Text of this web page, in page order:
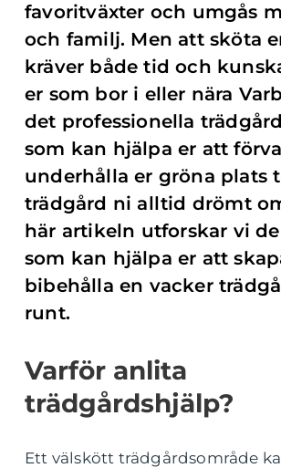
favoritväxter och umgås
och familj. Men att sköta
kräver både tid och
er som bor i eller nära
det professionella
som kan hjälpa er att
underhålla er gröna plats
trädgård ni alltid drömt
här artikeln utforskar vi
som kan hjälpa er att
bibehålla en vacker
runt.
Varför anlita
trädgårdshjälp?
Ett välskött trädgårdsområde